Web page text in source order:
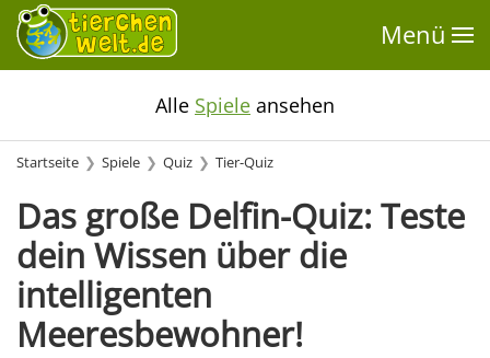
Menü
Alle Spiele ansehen
Startseite Spiele Quiz Tier-Quiz
Das große Delfin-Quiz: Teste
dein Wissen über die
intelligenten
Meeresbewohner!